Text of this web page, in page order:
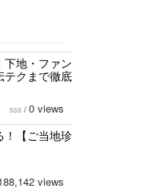
下地・ファン
テクまで徹底
sss / 0 views
！【ご当地珍
views